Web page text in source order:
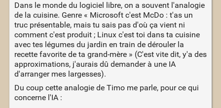
Dans le monde du logiciel libre, on a souvent l'analogie
de la cuisine. Genre « Microsoft c'est McDo : t'as un
truc présentable, mais tu sais pas d'où ça vient ni
comment c'est produit ; Linux c'est toi dans ta cuisine
avec tes légumes du jardin en train de dérouler la
recette favorite de ta grand-mère » (C'est vite dit, y'a des
approximations, j'aurais dû demander à une IA
d'arranger mes largesses).
Du coup cette analogie de Timo me parle, pour ce qui
concerne l'IA :